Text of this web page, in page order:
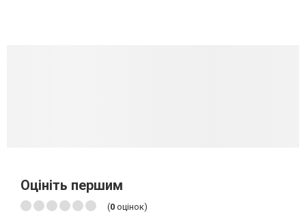
Оцініть першим
(0 оцінок)